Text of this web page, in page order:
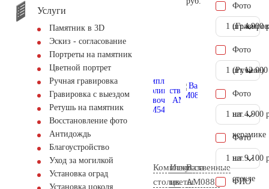
Услуги
Памятник в 3D
Эскиз - согласование
Портреты на памятник
Цветной портрет
Ручная гравировка
Гравировка с выездом
Ретушь на памятник
Восстановление фото
Антидождь
Благоустройство
Уход за могилкой
Установка оград
Установка цоколя
Комплект
столик
Искусственные
цветы
Ваза
AM0882
Фото
1 шт.4.900
Фото
(Ручное)
1 шт.
Фото
на
керамике
1 шт. 4.900
Фото
на
стекле
1 шт. 9.100
ФИО